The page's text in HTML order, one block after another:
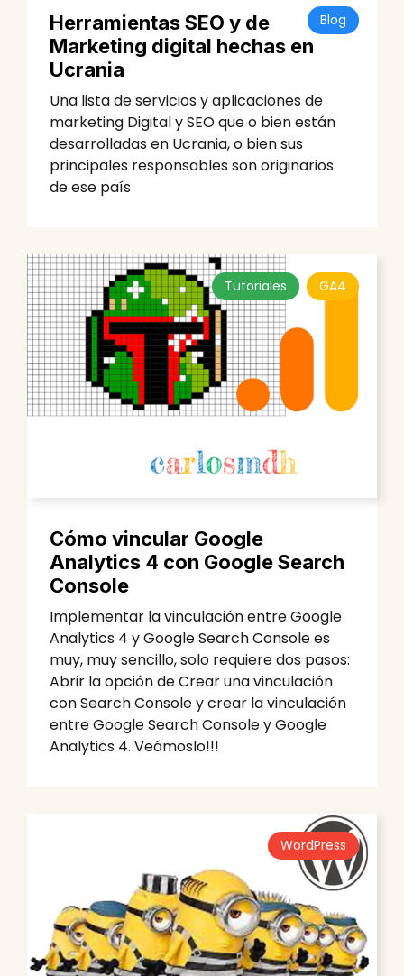
Herramientas SEO y de
Marketing digital hechas en
Ucrania
Una lista de servicios y aplicaciones de
marketing Digital y SEO que o bien están
desarrolladas en Ucrania, o bien sus
principales responsables son originarios
de ese país
Blog
Cómo vincular Google
Analytics 4 con Google Search
Console
Implementar la vinculación entre Google
Analytics 4 y Google Search Console es
muy, muy sencillo, solo requiere dos pasos:
Abrir la opción de Crear una vinculación
con Search Console y crear la vinculación
entre Google Search Console y Google
Analytics 4. Veámoslo!!!
Tutoriales GA4
WordPress